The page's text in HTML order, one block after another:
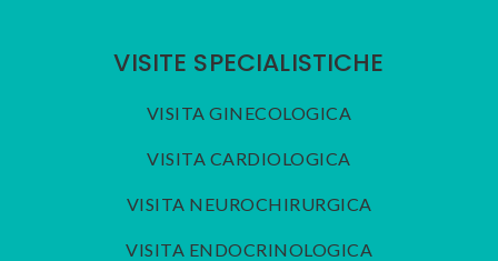
VISITE SPECIALISTICHE
VISITA GINECOLOGICA
VISITA CARDIOLOGICA
VISITA NEUROCHIRURGICA
VISITA ENDOCRINOLOGICA